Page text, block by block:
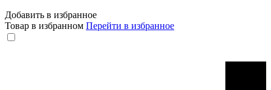
Добавить в избранное
Товар в избранном Перейти в избранное